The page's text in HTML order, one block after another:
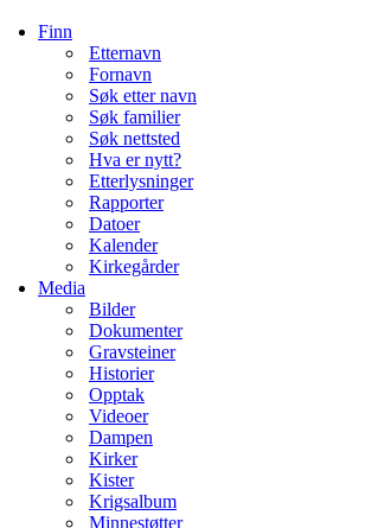
Finn
Etternavn
Fornavn
Søk etter navn
Søk familier
Søk nettsted
Hva er nytt?
Etterlysninger
Rapporter
Datoer
Kalender
Kirkegårder
Media
Bilder
Dokumenter
Gravsteiner
Historier
Opptak
Videoer
Dampen
Kirker
Kister
Krigsalbum
Minnestøtter